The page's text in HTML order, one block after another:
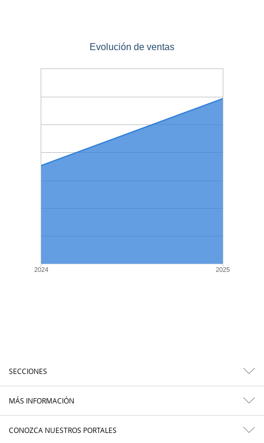
Evolución de ventas
2024 2025
SECCIONES
MÁS INFORMACIÓN
CONOZCA NUESTROS PORTALES